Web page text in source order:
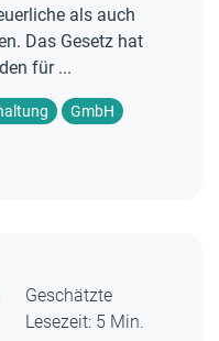
als auch
Das Gesetz hat
für ...
GmbH
Geschätzte
Lesezeit: 5 Min.